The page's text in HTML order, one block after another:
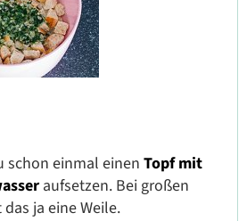
schon einmal einen Topf mit
aufsetzen. Bei großen
ja eine Weile.